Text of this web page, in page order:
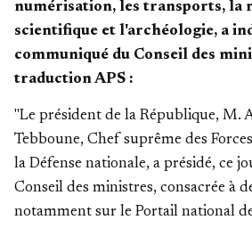
numérisation, les transports, la
scientifique et l'archéologie, a
communiqué du Conseil des
traduction APS :
"Le président de la République, M.
Tebboune, Chef suprême des
la Défense nationale, a présidé, ce
Conseil des ministres, consacrée à
notamment sur le Portail national